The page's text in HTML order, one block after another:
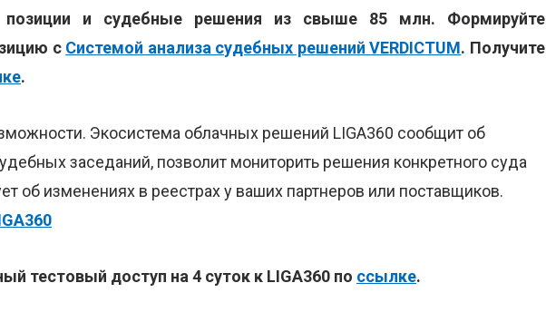
позиции и судебные решения из свыше 85 млн. Формируйте
с Системой анализа судебных решений VERDICTUM. Получите
.
Экосистема облачных решений LIGA360 сообщит об
заседаний, позволит мониторить решения конкретного суда
об изменениях в реестрах у ваших партнеров или поставщиков.
тестовый доступ на 4 суток к LIGA360 по ссылке.